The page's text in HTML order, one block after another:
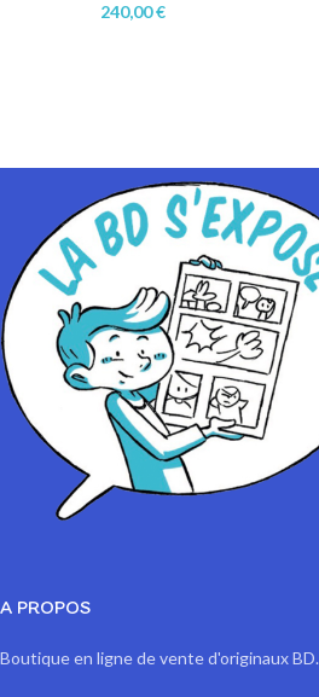
240,00€
A PROPOS
Boutique en ligne de vente d'originaux BD.